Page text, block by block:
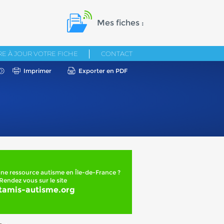
Mes fiches :
À JOUR VOTRE FICHE CONTACT
Imprimer Exporter en PDF
ressource autisme en Île-de-France ?
Rendez vous sur le site
autisme.org